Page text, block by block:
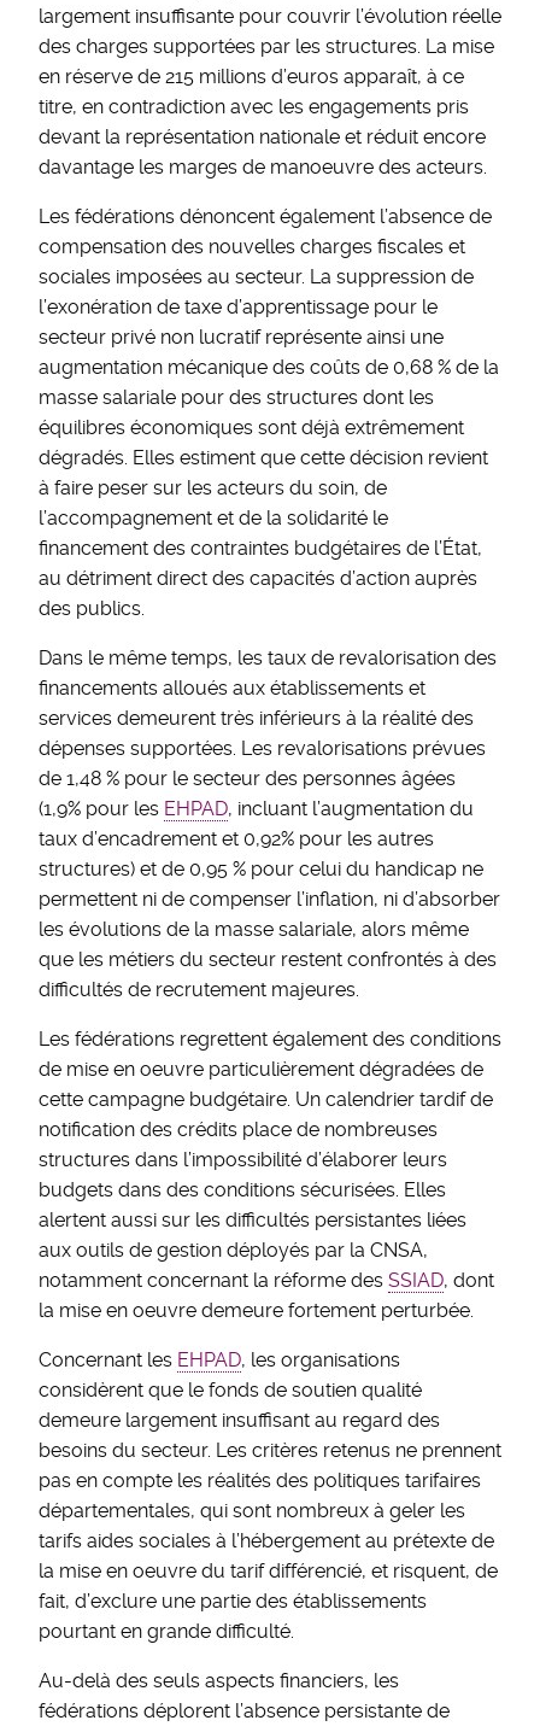
largement insuffisante pour couvrir l’évolution réelle
des charges supportées par les structures. La mise
en réserve de 215 millions d’euros apparaît, à ce
titre, en contradiction avec les engagements pris
devant la représentation nationale et réduit encore
davantage les marges de manoeuvre des acteurs.
Les fédérations dénoncent également l’absence de
compensation des nouvelles charges fiscales et
sociales imposées au secteur. La suppression de
l’exonération de taxe d’apprentissage pour le
secteur privé non lucratif représente ainsi une
augmentation mécanique des coûts de 0,68 % de la
masse salariale pour des structures dont les
équilibres économiques sont déjà extrêmement
dégradés. Elles estiment que cette décision revient
à faire peser sur les acteurs du soin, de
l’accompagnement et de la solidarité le
financement des contraintes budgétaires de l’État,
au détriment direct des capacités d’action auprès
des publics.
Dans le même temps, les taux de revalorisation des
financements alloués aux établissements et
services demeurent très inférieurs à la réalité des
dépenses supportées. Les revalorisations prévues
de 1,48 % pour le secteur des personnes âgées
(1,9% pour les EHPAD, incluant l’augmentation du
taux d’encadrement et 0,92% pour les autres
structures) et de 0,95 % pour celui du handicap ne
permettent ni de compenser l’inflation, ni d’absorber
les évolutions de la masse salariale, alors même
que les métiers du secteur restent confrontés à des
difficultés de recrutement majeures.
Les fédérations regrettent également des conditions
de mise en oeuvre particulièrement dégradées de
cette campagne budgétaire. Un calendrier tardif de
notification des crédits place de nombreuses
structures dans l’impossibilité d’élaborer leurs
budgets dans des conditions sécurisées. Elles
alertent aussi sur les difficultés persistantes liées
aux outils de gestion déployés par la CNSA,
notamment concernant la réforme des SSIAD, dont
la mise en oeuvre demeure fortement perturbée.
Concernant les EHPAD, les organisations
considèrent que le fonds de soutien qualité
demeure largement insuffisant au regard des
besoins du secteur. Les critères retenus ne prennent
pas en compte les réalités des politiques tarifaires
départementales, qui sont nombreux à geler les
tarifs aides sociales à l’hébergement au prétexte de
la mise en oeuvre du tarif différencié, et risquent, de
fait, d’exclure une partie des établissements
pourtant en grande difficulté.
Au-delà des seuls aspects financiers, les
fédérations déplorent l’absence persistante de